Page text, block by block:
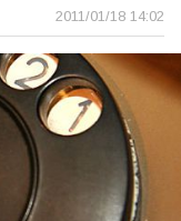
2011/01/18 14:02